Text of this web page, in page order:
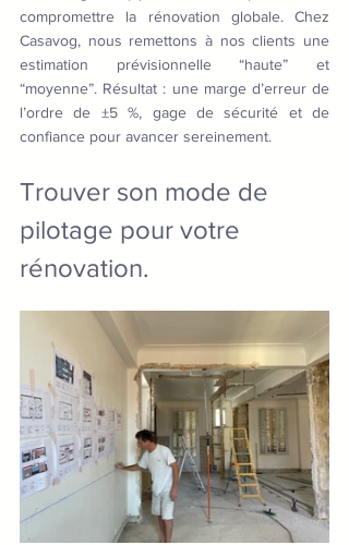
compromettre la rénovation globale. Chez
Casavog, nous remettons à nos clients une
estimation prévisionnelle “haute” et
“moyenne”. Résultat : une marge d’erreur de
l’ordre de ±5 %, gage de sécurité et de
confiance pour avancer sereinement.
Trouver son mode de
pilotage pour votre
rénovation.